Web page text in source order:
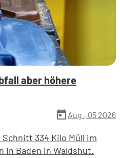
aber höhere
today Aug., 05 2026
334 Kilo Müll im
in Baden in Waldshut.